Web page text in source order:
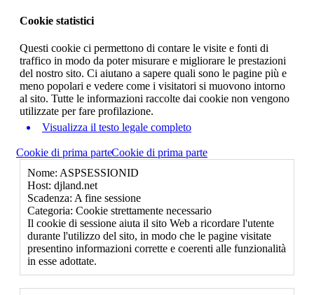
Cookie statistici
Questi cookie ci permettono di contare le visite e fonti di
traffico in modo da poter misurare e migliorare le prestazioni
del nostro sito. Ci aiutano a sapere quali sono le pagine più e
meno popolari e vedere come i visitatori si muovono intorno
al sito. Tutte le informazioni raccolte dai cookie non vengono
utilizzate per fare profilazione.
Visualizza il testo legale completo
Cookie di prima parteCookie di prima parte
Nome: ASPSESSIONID
Host: djland.net
Scadenza: A fine sessione
Categoria: Cookie strettamente necessario
Il cookie di sessione aiuta il sito Web a ricordare l'utente
durante l'utilizzo del sito, in modo che le pagine visitate
presentino informazioni corrette e coerenti alle funzionalità
in esse adottate.